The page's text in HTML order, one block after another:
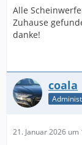
Alle
Zuhause
danke!
coala
21. Januar 2026 um